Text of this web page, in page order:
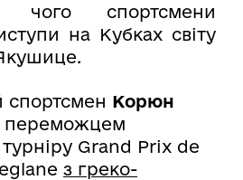
чого спортсмени
на Кубках світу
спортсмен Корюн
переможцем
Grand Prix de
з греко-